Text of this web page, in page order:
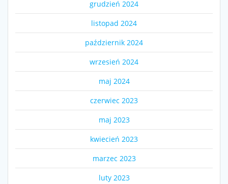
grudzień 2024
listopad 2024
październik 2024
wrzesień 2024
maj 2024
czerwiec 2023
maj 2023
kwiecień 2023
marzec 2023
luty 2023